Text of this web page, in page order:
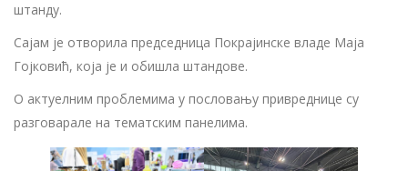
штанду.
Сајам је отворила председница Покрајинске владе Маја
Гојковић, која је и обишла штандове.
О актуелним проблемима у пословању привреднице су
разговарале на тематским панелима.